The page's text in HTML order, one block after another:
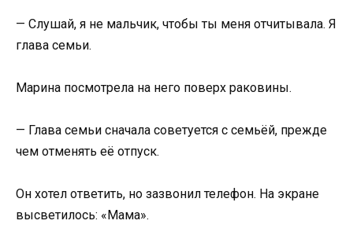
— Слушай, я не мальчик, чтобы ты меня отчитывала. Я
глава семьи.
Марина посмотрела на него поверх раковины.
— Глава семьи сначала советуется с семьёй, прежде
чем отменять её отпуск.
Он хотел ответить, но зазвонил телефон. На экране
высветилось: «Мама».